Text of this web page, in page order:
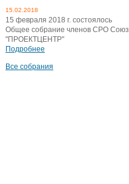
15.02.2018
15 февраля 2018 г. состоялось
Общее собрание членов СРО Союз
"ПРОЕКТЦЕНТР"
Подробнее
Все собрания